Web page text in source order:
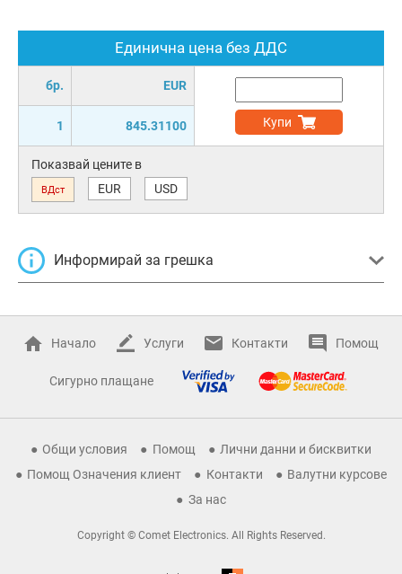
Единична цена без ДДС
бр. EUR
1 845.31100 Купи
Показвай цените в
ВДст EUR USD
Информирай за грешка
Начало Услуги Контакти Помощ
Сигурно плащане
Общи условия Помощ
Лични данни и бисквитки
Помощ Означения клиент
Контакти
Валутни курсове
За нас
Copyright © Comet Electronics. All Rights Reserved.